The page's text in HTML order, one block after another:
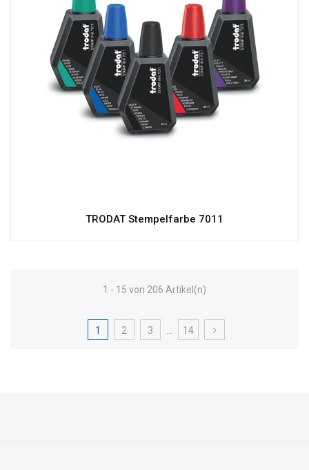
TRODAT Stempelfarbe 7011
1 - 15 von 206 Artikel(n)
1 2 3 14